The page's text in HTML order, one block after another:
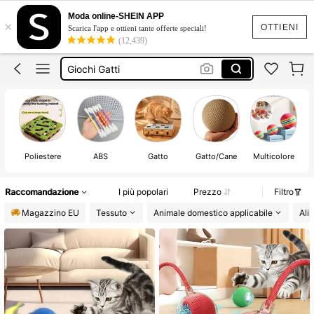
OTTIENI
×
Moda online-SHEIN APP
Scarica l'app e ottieni tante offerte speciali!
(12,439)
Giochi Per Gatti
Giochi Gatto
Giochi Gatti
Pallina Per Gatto
Giochi Per Gatti
Poliestere ABS Gatto Gatto/Cane Multicolore
Raccomandazione I più popolari Prezzo
Filtro
Magazzino EU
Tessuto Animale domestico applicabile